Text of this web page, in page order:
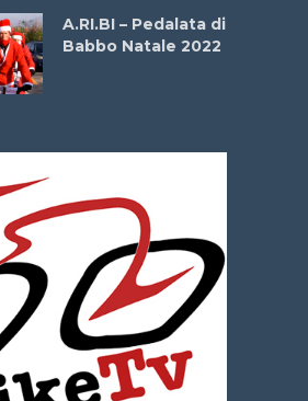
A.RI.BI – Pedalata di
Babbo Natale 2022